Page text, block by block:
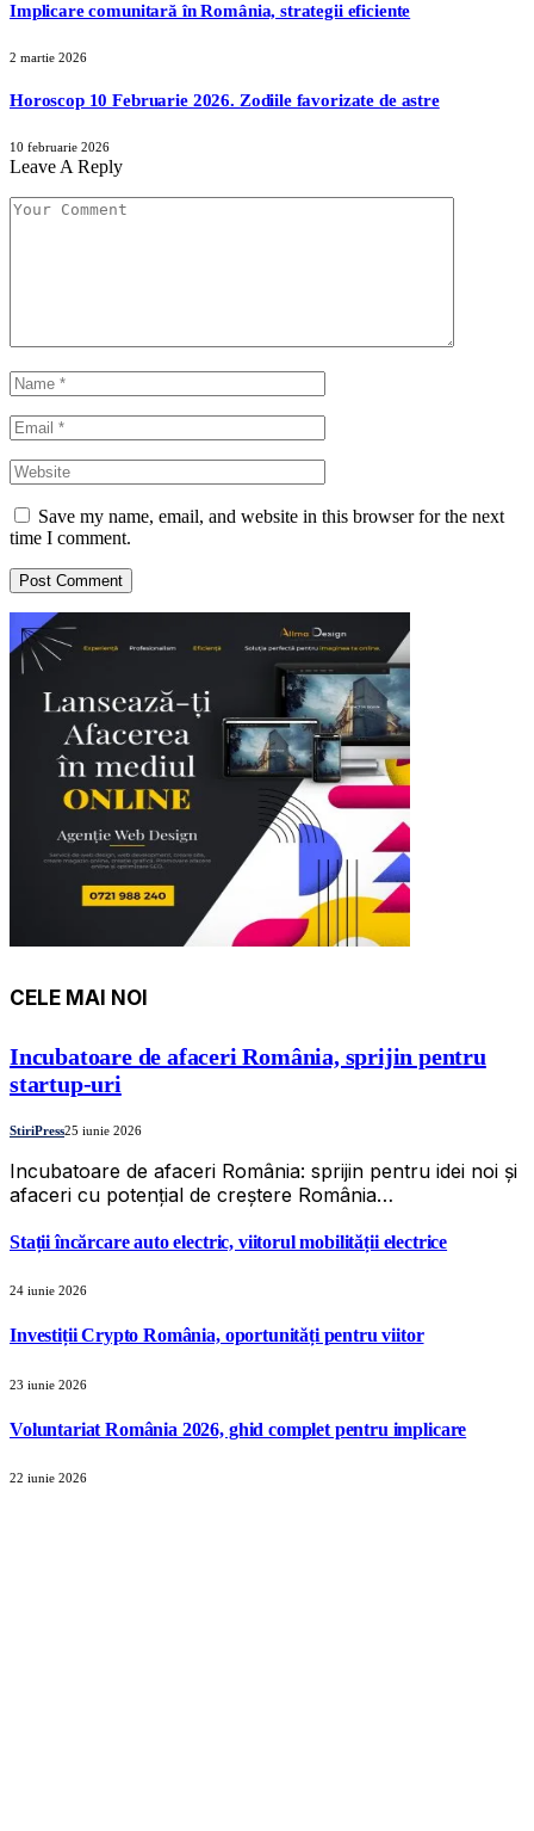
Implicare comunitară în România, strategii eficiente
2 martie 2026
Horoscop 10 Februarie 2026. Zodiile favorizate de astre
10 februarie 2026
Leave A Reply
Save my name, email, and website in this browser for the next
time I comment.
CELE MAI NOI
Incubatoare de afaceri România, sprijin pentru
startup-uri
StiriPress25 iunie 2026
Incubatoare de afaceri România: sprijin pentru idei noi și
afaceri cu potențial de creștere România…
Stații încărcare auto electric, viitorul mobilității electrice
24 iunie 2026
Investiții Crypto România, oportunități pentru viitor
23 iunie 2026
Voluntariat România 2026, ghid complet pentru implicare
22 iunie 2026